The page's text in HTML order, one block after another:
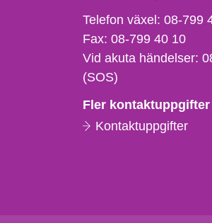
Telefon,
fax
och
e-
Telefon växel:08-799
Fax:08-799 40 10
Vid akuta händelser:
(SOS)
Fler kontaktuppgifter
Kontaktuppgifter